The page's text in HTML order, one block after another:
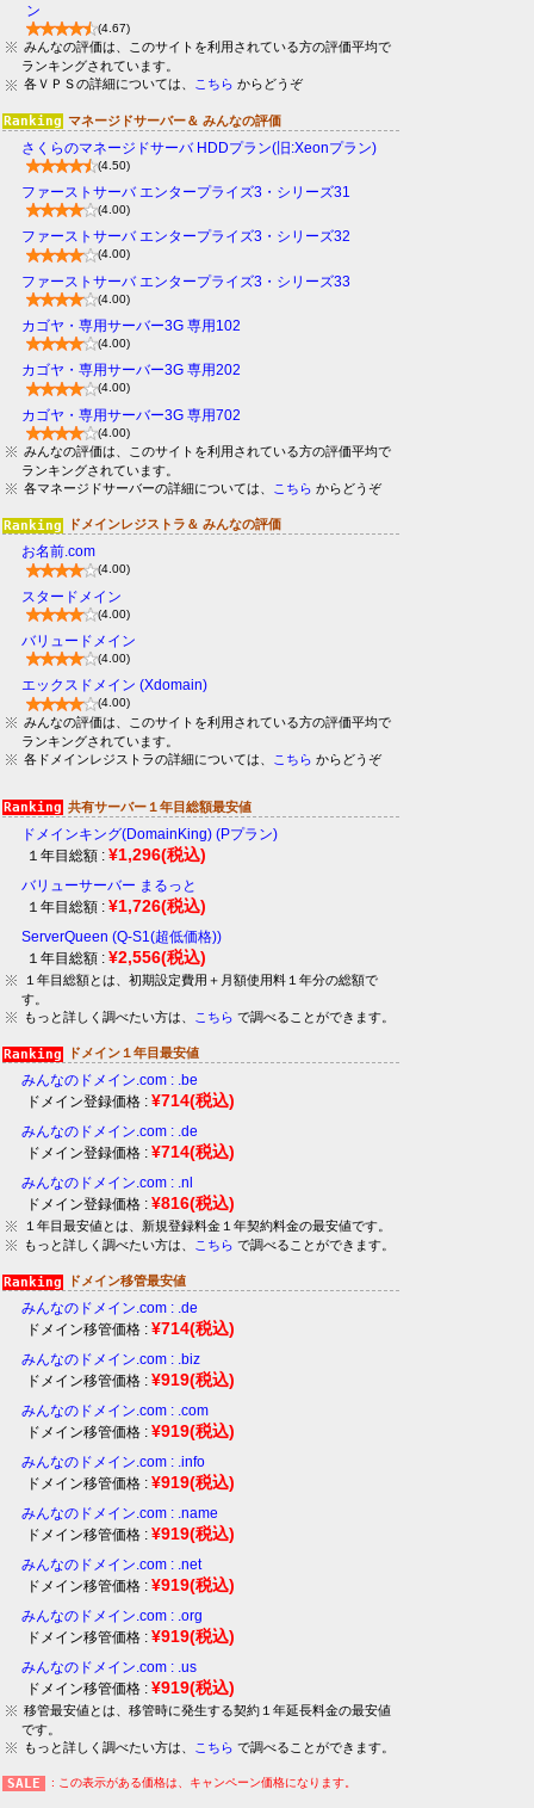
ン
(4.67)
みんなの評価は、このサイトを利用されている方の評価平均で
ランキングされています。
各ＶＰＳの詳細については、 こちら からどうぞ
マネージドサーバー＆ みんなの評価
さくらのマネージドサーバ HDDプラン(旧:Xeonプラン)
(4.50)
ファーストサーバ エンタープライズ3・シリーズ31
(4.00)
ファーストサーバ エンタープライズ3・シリーズ32
(4.00)
ファーストサーバ エンタープライズ3・シリーズ33
(4.00)
カゴヤ・専用サーバー3G 専用102
(4.00)
カゴヤ・専用サーバー3G 専用202
(4.00)
カゴヤ・専用サーバー3G 専用702
(4.00)
みんなの評価は、このサイトを利用されている方の評価平均で
ランキングされています。
各マネージドサーバーの詳細については、
こちら からどうぞ
ドメインレジストラ＆ みんなの評価
お名前.com
(4.00)
スタードメイン
(4.00)
バリュードメイン
(4.00)
エックスドメイン (Xdomain)
(4.00)
みんなの評価は、このサイトを利用されている方の評価平均で
ランキングされています。
各ドメインレジストラの詳細については、
こちら からどうぞ
共有サーバー１年目総額最安値
ドメインキング(DomainKing) (Pプラン)
１年目総額 : ¥1,296(税込)
バリューサーバー まるっと
１年目総額 : ¥1,726(税込)
ServerQueen (Q-S1(超低価格))
１年目総額 : ¥2,556(税込)
１年目総額とは、初期設定費用＋月額使用料１年分の総額で
す。
もっと詳しく調べたい方は、
こちら で調べることができます。
ドメイン１年目最安値
みんなのドメイン.com : .be
ドメイン登録価格 : ¥714(税込)
みんなのドメイン.com : .de
ドメイン登録価格 : ¥714(税込)
みんなのドメイン.com : .nl
ドメイン登録価格 : ¥816(税込)
１年目最安値とは、新規登録料金１年契約料金の最安値です。
もっと詳しく調べたい方は、
こちら で調べることができます。
ドメイン移管最安値
みんなのドメイン.com : .de
ドメイン移管価格 : ¥714(税込)
みんなのドメイン.com : .biz
ドメイン移管価格 : ¥919(税込)
みんなのドメイン.com : .com
ドメイン移管価格 : ¥919(税込)
みんなのドメイン.com : .info
ドメイン移管価格 : ¥919(税込)
みんなのドメイン.com : .name
ドメイン移管価格 : ¥919(税込)
みんなのドメイン.com : .net
ドメイン移管価格 : ¥919(税込)
みんなのドメイン.com : .org
ドメイン移管価格 : ¥919(税込)
みんなのドメイン.com : .us
ドメイン移管価格 : ¥919(税込)
移管最安値とは、移管時に発生する契約１年延長料金の最安値
です。
もっと詳しく調べたい方は、
こちら で調べることができます。
: この表示がある価格は、キャンペーン価格になります。